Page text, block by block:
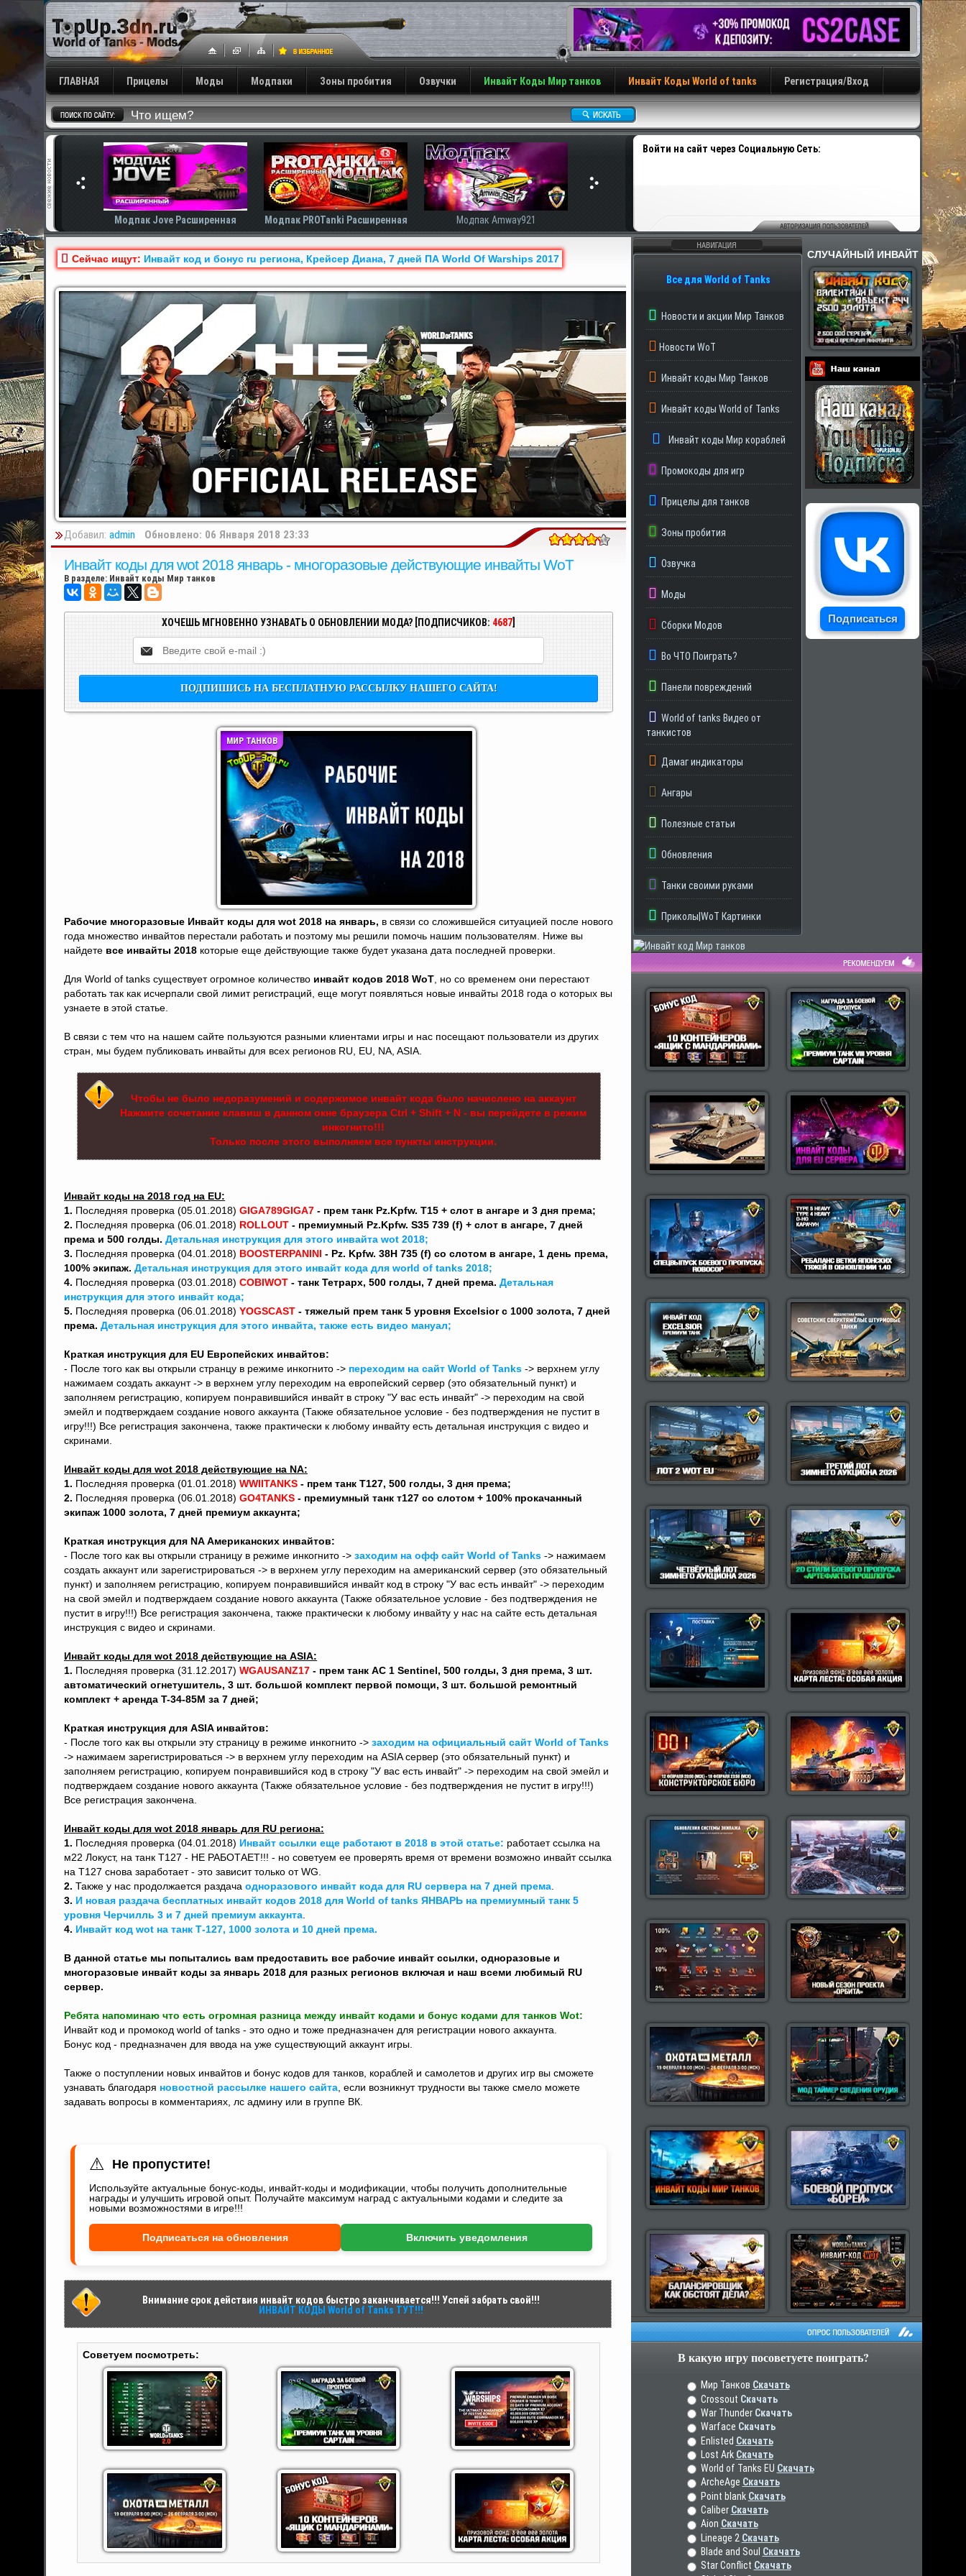
ГЛАВНАЯ Прицелы Моды Модпаки Зоны пробития Озвучки Инвайт Коды Мир танков Инвайт Коды World of tanks Регистрация/Вход
Войти на сайт через Социальную Сеть:
Модпак PROTanki Расширенная Модпак Amway921 Модпак AnTiNooB Модпак Корбена
СЛУЧАЙНЫЙ ИНВАЙТ
Партнеры
Подписаться
Навигация
Все для World of Tanks
Новости и акции Мир Танков
Новости WoT
Инвайт коды Мир Танков
Инвайт коды World of Tanks
Инвайт коды Мир кораблей
Промокоды для игр
Прицелы для танков
Зоны пробития
Озвучка
Моды
Сборки Модов
Во ЧТО Поиграть?
Панели повреждений
World of tanks Видео от
танкистов
Дамаг индикаторы
Ангары
Полезные статьи
Обновления
Танки своими руками
Приколы|WoT Картинки
Популярные моды Wot
Опрос пользователей
В какую игру посоветуете поиграть?
Мир Танков Скачать
Crossout Скачать
War Thunder Скачать
Warface Скачать
Enlisted Скачать
Lost Ark Скачать
World of Tanks EU Скачать
ArcheAge Скачать
Point blank Скачать
Caliber Скачать
Aion Скачать
Lineage 2 Скачать
Blade and Soul Скачать
Star Conflict Скачать
Сейчас ищут: Инвайт код и бонус ru региона, Крейсер Диана, 7 дней ПА World Of Warships 2017
Добавил: admin Обновлено: 06 Января 2018 23:33
Инвайт коды для wot 2018 январь - многоразовые действующие инвайты WoT
В разделе: Инвайт коды Мир танков
ХОЧЕШЬ МГНОВЕННО УЗНАВАТЬ О ОБНОВЛЕНИИ МОДА? [ПОДПИСЧИКОВ: 4687
МИР ТАНКОВ
Рабочие многоразовые Инвайт коды для wot 2018 на январь, в связи со сложившейся ситуацией после нового
года множество инвайтов перестали работать и поэтому мы решили помочь нашим пользователям. Ниже вы
найдете все инвайты 2018 которые еще действующие также будет указана дата последней проверки.
Для World of tanks существует огромное количество инвайт кодов 2018 WoT , но со временем они перестают
работать так как исчерпали свой лимит регистраций, еще могут появляться новые инвайты 2018 года о которых вы
узнаете в этой статье.
В связи с тем что на нашем сайте пользуются разными клиентами игры и нас посещают пользователи из других
стран, мы будем публиковать инвайты для всех регионов RU, EU, NA, ASIA.
Чтобы не было недоразумений и содержимое инвайт кода было начислено на аккаунт
Нажмите сочетание клавиш в данном окне браузера Ctrl + Shift + N - вы перейдете в режим
инкогнито!!!
Только после этого выполняем все пункты инструкции.
Инвайт коды на 2018 год на EU:
1. Последняя проверка (05.01.2018) GIGA789GIGA7 - прем танк Pz.Kpfw. T15 + слот в ангаре и 3 дня према;
2. Последняя проверка (06.01.2018) ROLLOUT - премиумный Pz.Kpfw. S35 739 (f) + слот в ангаре, 7 дней
према и 500 голды. Детальная инструкция для этого инвайта wot 2018;
3. Последняя проверка (04.01.2018) BOOSTERPANINI - Pz. Kpfw. 38H 735 (f) со слотом в ангаре, 1 день према,
100% экипаж. Детальная инструкция для этого инвайт кода для world of tanks 2018;
4. Последняя проверка (03.01.2018) COBIWOT - танк Тетрарх, 500 голды, 7 дней према. Детальная
инструкция для этого инвайт кода;
5. Последняя проверка (06.01.2018) YOGSCAST - тяжелый прем танк 5 уровня Excelsior с 1000 золота, 7 дней
према. Детальная инструкция для этого инвайта, также есть видео мануал;
Краткая инструкция для EU Европейских инвайтов:
- После того как вы открыли странцу в режиме инкогнито -> переходим на сайт World of Tanks -> верхнем углу
нажимаем создать аккаунт -> в верхнем углу переходим на европейский сервер (это обязательный пункт) и
заполняем регистрацию, копируем понравившийся инвайт в строку "У вас есть инвайт" -> переходим на свой
эмейл и подтверждаем создание нового аккаунта (Также обязательное условие - без подтверждения не пустит в
игру!!!) Все регистрация закончена, также практически к любому инвайту есть детальная инструкция с видео и
скринами.
Инвайт коды для wot 2018 действующие на NA:
1. Последняя проверка (01.01.2018) WWIITANKS - прем танк Т127, 500 голды, 3 дня према;
2. Последняя проверка (06.01.2018) GO4TANKS - премиумный танк т127 со слотом + 100% прокачанный
экипаж 1000 золота, 7 дней премиум аккаунта;
Краткая инструкция для NA Американских инвайтов:
- После того как вы открыли страницу в режиме инкогнито -> заходим на офф сайт World of Tanks -> нажимаем
создать аккаунт или зарегистрироваться -> в верхнем углу переходим на американский сервер (это обязательный
пункт) и заполняем регистрацию, копируем понравившийся инвайт код в строку "У вас есть инвайт" -> переходим
на свой эмейл и подтверждаем создание нового аккаунта (Также обязательное условие - без подтверждения не
пустит в игру!!!) Все регистрация закончена, также практически к любому инвайту у нас на сайте есть детальная
инструкция с видео и скринами.
Инвайт коды для wot 2018 действующие на ASIA:
1. Последняя проверка (31.12.2017) WGAUSANZ17 - прем танк AC 1 Sentinel, 500 голды, 3 дня према, 3 шт.
автоматический огнетушитель, 3 шт. большой комплект первой помощи, 3 шт. большой ремонтный
комплект + аренда T-34-85M за 7 дней;
Краткая инструкция для ASIA инвайтов:
- После того как вы открыли эту страницу в режиме инкогнито -> заходим на официальный сайт World of Tanks
-> нажимаем зарегистрироваться -> в верхнем углу переходим на ASIA сервер (это обязательный пункт) и
заполняем регистрацию, копируем понравившийся код в строку "У вас есть инвайт" -> переходим на свой эмейл и
подтверждаем создание нового аккаунта (Также обязательное условие - без подтверждения не пустит в игру!!!)
Все регистрация закончена.
Инвайт коды для wot 2018 январь для RU региона:
1. Последняя проверка (04.01.2018) Инвайт ссылки еще работают в 2018 в этой статье: работает ссылка на
м22 Локуст, на танк Т127 - НЕ РАБОТАЕТ!!! - но советуем ее проверять время от времени возможно инвайт ссылка
на Т127 снова заработает - это зависит только от WG.
2. Также у нас продолжается раздача одноразового инвайт кода для RU сервера на 7 дней према
3. И новая раздача бесплатных инвайт кодов 2018 для World of tanks ЯНВАРЬ на премиумный танк 5
уровня Черчилль 3 и 7 дней премиум аккаунта
4. Инвайт код wot на танк Т-127, 1000 золота и 10 дней према.
В данной статье мы попытались вам предоставить все рабочие инвайт ссылки, одноразовые и
многоразовые инвайт коды за январь 2018 для разных регионов включая и наш всеми любимый RU
сервер.
Ребята напоминаю что есть огромная разница между инвайт кодами и бонус кодами для танков Wot:
Инвайт код и промокод world of tanks - это одно и тоже предназначен для регистрации нового аккаунта.
Бонус код - предназначен для ввода на уже существующий аккаунт игры.
Также о поступлении новых инвайтов и бонус кодов для танков, кораблей и самолетов и других игр вы сможете
узнавать благодаря новостной рассылке нашего сайта , если возникнут трудности вы также смело можете
задавать вопросы в комментариях, лс админу или в группе ВК.
⚠ Не пропустите!
Используйте актуальные бонус-коды, инвайт-коды и модификации, чтобы получить дополнительные
награды и улучшить игровой опыт. Получайте максимум наград с актуальными кодами и следите за
новыми возможностями в игре!!!
Подписаться на обновления Включить уведомления
Внимание срок действия инвайт кодов быстро заканчивается!!! Успей забрать свой!!!
ИНВАЙТ КОДЫ World of Tanks ТУТ!!!
Советуем посмотреть: